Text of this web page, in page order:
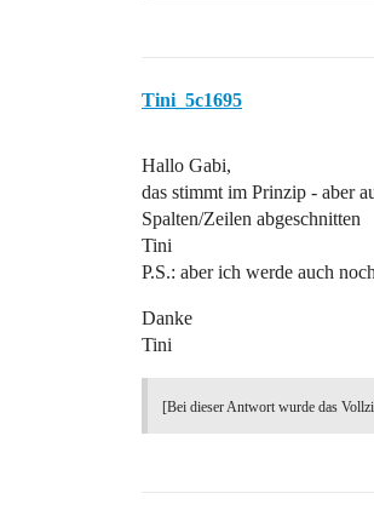
Tini_5c1695
Hallo Gabi,
das stimmt im Prinzip - aber
Spalten/Zeilen abgeschnitten
Tini
P.S.: aber ich werde auch
Danke
Tini
[Bei dieser Antwort wurde das